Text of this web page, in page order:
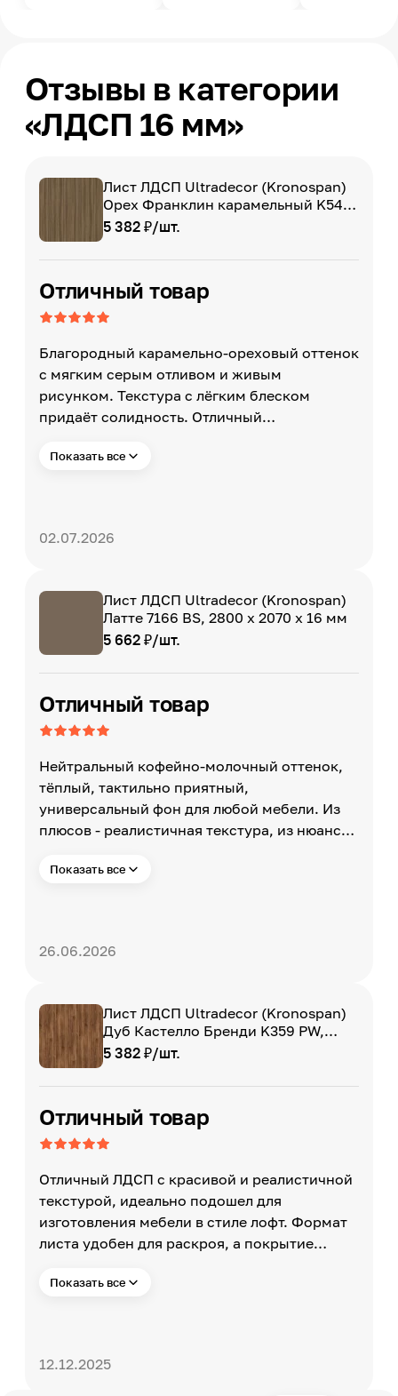
Отзывы в категории
«ЛДСП 16 мм»
Лист ЛДСП Ultradecor (Kronospan)
Орех Франклин карамельный K546
RW, 2800 x 2070 x 16 мм
5 382 ₽/шт.
Отличный товар
Благородный карамельно-ореховый оттенок
с мягким серым отливом и живым
рисунком. Текстура с лёгким блеском
придаёт солидность. Отличный
В размере 2800х2070 мм и толщиной 16 мм -
эмиссии Е1
Показать все
02.07.2026
Лист ЛДСП Ultradecor (Kronospan)
Латте 7166 BS, 2800 x 2070 x 16 мм
5 662 ₽/шт.
Отличный товар
Нейтральный кофейно-молочный оттенок,
тёплый, тактильно приятный,
универсальный фон для любой мебели. Из
плюсов - реалистичная текстура, из нюансов
Показать все
26.06.2026
Лист ЛДСП Ultradecor (Kronospan)
Дуб Кастелло Бренди K359 PW,
2800 x 2070 x 16 мм
5 382 ₽/шт.
Отличный товар
Отличный ЛДСП с красивой и реалистичной
текстурой, идеально подошел для
изготовления мебели в стиле лофт. Формат
листа удобен для раскроя, а покрытие
царапинам.
Показать все
12.12.2025